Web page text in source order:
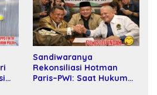
Sandiwaranya
Rekonsiliasi Hotman
Paris–PWI: Saat Hukum